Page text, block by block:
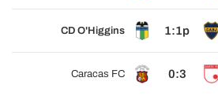
CD O'Higgins 1:1p
Caracas FC 0:3